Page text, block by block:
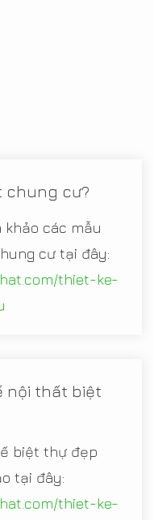
chung cư?
khảo các mẫu
cư tại đây:
thiet-ke-
nội thất biệt
biệt thự đẹp
tại đây:
thiet-ke-